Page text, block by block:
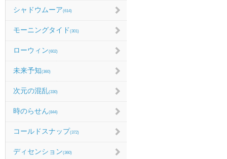
シャドウムーア(614)
モーニングタイド (301)
ローウィン(602)
未来予知(360)
次元の混乱(330)
時のらせん(844)
コールドスナップ(372)
ディセンション(360)